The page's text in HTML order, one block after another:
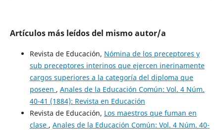
Artículos más leídos del mismo autor/a
Revista de Educación, Nómina de los preceptores y
sub preceptores interinos que ejercen inerinamente
cargos superiores a la categoría del diploma que
poseen , Anales de la Educación Común: Vol. 4 Núm.
40-41 (1884): Revista en Educación
Revista de Educación, Los maestros que fuman en
clase , Anales de la Educación Común: Vol. 4 Núm. 40-